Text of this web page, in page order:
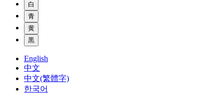
白
青
黄
黒
English
中文
中文(繁體字)
한국어